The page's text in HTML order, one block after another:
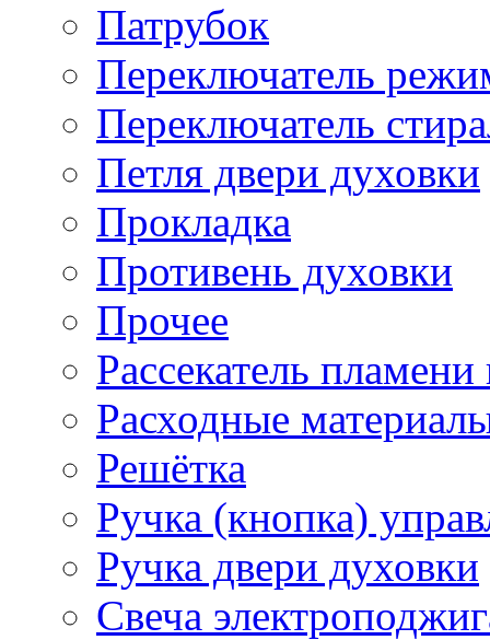
Патрубок
Переключатель
Переключатель
Петля двери духовки
Прокладка
Противень духовки
Прочее
Рассекатель
Расходные
Решётка
Ручка (кнопка)
Ручка двери духовки
Свеча